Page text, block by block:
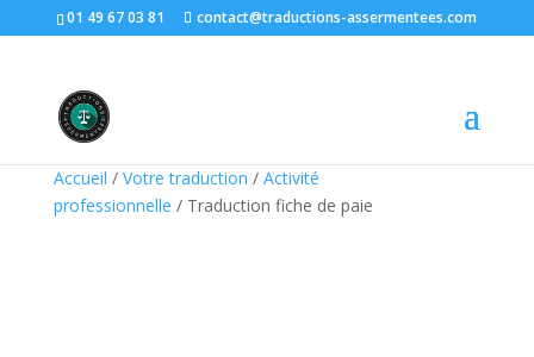
01 49 67 03 81 contact@traductions-assermentees.com
Accueil / Votre traduction / Activité
professionnelle / Traduction fiche de paie